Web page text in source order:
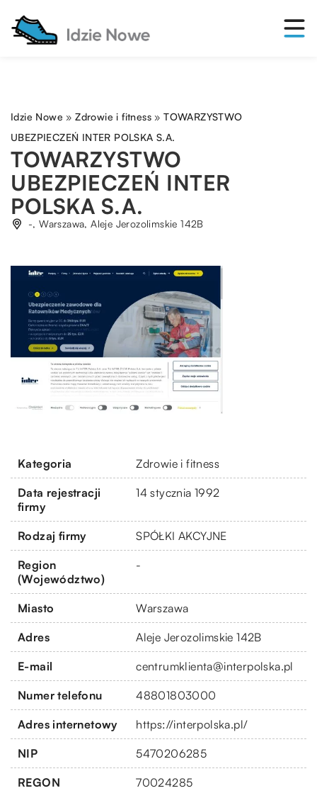
Idzie Nowe »Zdrowie i fitness »TOWARZYSTWO
UBEZPIECZEŃ INTER POLSKA S.A.
TOWARZYSTWO
UBEZPIECZEŃ INTER
POLSKA S.A.
-, Warszawa, Aleje Jerozolimskie 142B
Kategoria Zdrowie i fitness
Data rejestracji
firmy
14 stycznia 1992
Rodzaj firmy SPÓŁKI AKCYJNE
Region
(Województwo)
-
Miasto Warszawa
Adres Aleje Jerozolimskie 142B
E-mail centrumklienta@interpolska.pl
Numer telefonu 48801803000
Adres internetowy https://interpolska.pl/
NIP 5470206285
REGON 70024285